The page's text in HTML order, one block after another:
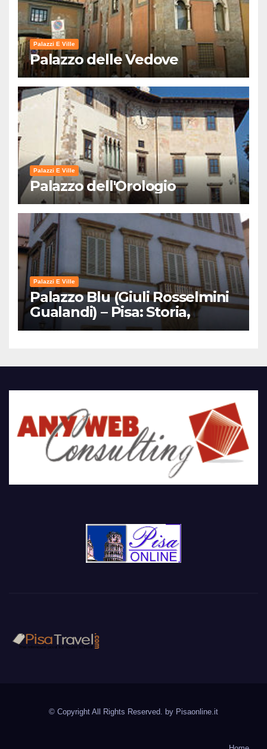
Palazzi E Ville
Palazzo delle Vedove
Palazzi E Ville
Palazzo dell'Orologio
Palazzi E Ville
Palazzo Blu (Giuli Rosselmini
Gualandi) – Pisa: Storia,
Mostre e Info Visita
© Copyright All Rights Reserved. by Pisaonline.it